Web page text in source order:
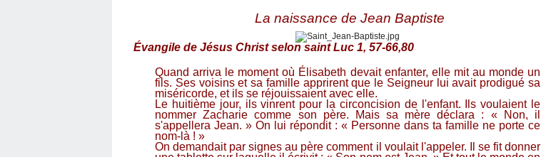
La naissance de Jean Baptiste
Évangile de Jésus Christ selon saint Luc 1, 57-66,80
Quand arriva le moment où Élisabeth devait enfanter, elle mit au monde un
fils. Ses voisins et sa famille apprirent que le Seigneur lui avait prodigué sa
miséricorde, et ils se réjouissaient avec elle.
Le huitième jour, ils vinrent pour la circoncision de l'enfant. Ils voulaient le
nommer Zacharie comme son père. Mais sa mère déclara : « Non, il
s'appellera Jean. » On lui répondit : « Personne dans ta famille ne porte ce
nom-là ! »
On demandait par signes au père comment il voulait l'appeler. Il se fit donner